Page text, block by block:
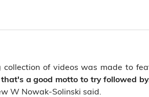
of videos was made to
a good motto to try followed
W Nowak-Solinski said.